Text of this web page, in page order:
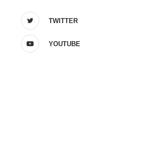
TWITTER
YOUTUBE